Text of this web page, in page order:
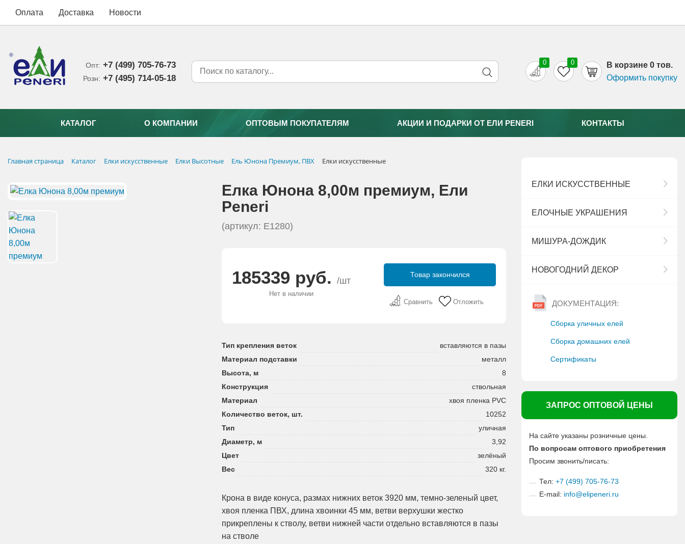
Оплата Доставка Новости
Опт: +7 (499) 705-76-73
Розн: +7 (495) 714-05-18‬
B корзине 0 тов.
Оформить покупку
0
0
КАТАЛОГ О КОМПАНИИ ОПТОВЫМ ПОКУПАТЕЛЯМ АКЦИИ И ПОДАРКИ ОТ EЛИ PENERI КОНТАКТЫ
Главная страница Каталог Елки искусственные Елки Высотные Ель Юнона Премиум, ПВХ Елки искусственные
Елка Юнона 8,00м премиум, Eли
Peneri
(артикул: E1280)
185339 руб. /шт
Нет в наличии
Товар закончился
Сравнить Отложить
Тип крепления веток
вставляются в пазы
Материал подставки
металл
Высота, м
8
Конструкция
ствольная
Материал
хвоя пленка PVC
Количество веток, шт.
10252
Тип
уличная
Диаметр, м
3,92
Цвет
зелёный
Вес
320 кг.
Крона в виде конуса, размах нижних веток 3920 мм, темно-зеленый цвет,
хвоя пленка ПВХ, длина хвоинки 45 мм, ветви верхушки жестко
прикреплены к стволу, ветви нижней части отдельно вставляются в пазы
на стволе
ЕЛКИ ИСКУССТВЕННЫЕ
ЕЛОЧНЫЕ УКРАШЕНИЯ
МИШУРА-ДОЖДИК
НОВОГОДНИЙ ДЕКОР
ДОКУМЕНТАЦИЯ:
Сборка уличных елей
Сборка домашних елей
Сертификаты
ЗАПРОС ОПТОВОЙ ЦЕНЫ
На сайте указаны розничные цены.
По вопросам оптового приобретения
Просим звонить/писать:
Тел: +7 (499) 705-76-73
E-mail: info@elipeneri.ru